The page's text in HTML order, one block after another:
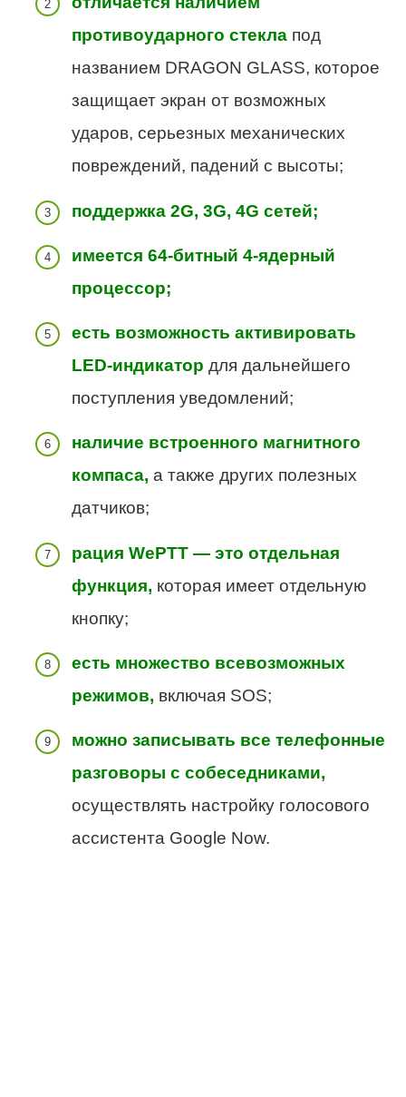
противоударного стекла под
названием DRAGON GLASS, которое
защищает экран от возможных
ударов, серьезных механических
повреждений, падений с высоты;
поддержка 2G, 3G, 4G сетей;
имеется 64-битный 4-ядерный
процессор;
есть возможность активировать
LED-индикатор для дальнейшего
поступления уведомлений;
наличие встроенного магнитного
компаса, а также других полезных
датчиков;
рация WePTT — это отдельная
функция, которая имеет отдельную
кнопку;
есть множество всевозможных
режимов, включая SOS;
можно записывать все телефонные
разговоры с собеседниками,
осуществлять настройку голосового
ассистента Google Now.